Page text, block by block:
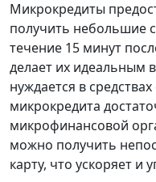
Микрокредиты
получить небольшие
течение 15 минут
делает их идеальным
нуждается в
микрокредита
микрофинансовой
можно получить
карту, что ускоряет и